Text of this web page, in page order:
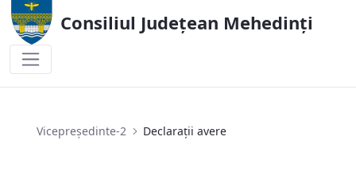
Consiliul Județean Mehedinți
Vicepreședinte-2 Declarații avere